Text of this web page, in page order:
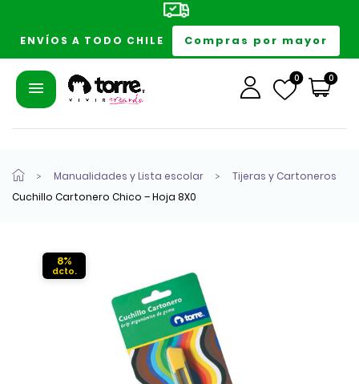
ENVÍOS A TODO CHILE Compras por mayor
0 0
Manualidades y Lista escolar
Tijeras y Cartoneros
Cuchillo Cartonero Chico – Hoja 8X0
8%